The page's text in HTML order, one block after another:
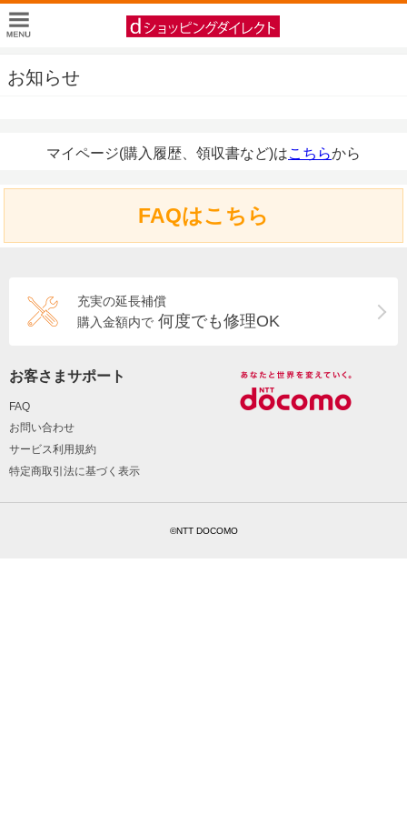
お知らせ
マイページ(購入履歴、領収書など)はこちらから
FAQはこちら
充実の延長補償
購入金額内で 何度でも修理OK
お客さまサポート
FAQ
お問い合わせ
サービス利用規約
特定商取引法に基づく表示
©NTT DOCOMO